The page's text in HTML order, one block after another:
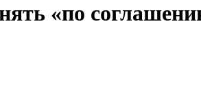
«по